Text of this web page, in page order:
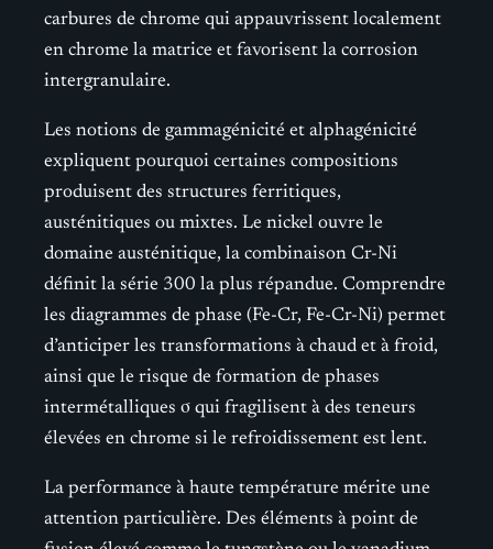
carbures de chrome qui appauvrissent localement
en chrome la matrice et favorisent la corrosion
intergranulaire.
Les notions de gammagénicité et alphagénicité
expliquent pourquoi certaines compositions
produisent des structures ferritiques,
austénitiques ou mixtes. Le nickel ouvre le
domaine austénitique, la combinaison Cr-Ni
définit la série 300 la plus répandue. Comprendre
les diagrammes de phase (Fe-Cr, Fe-Cr-Ni) permet
d’anticiper les transformations à chaud et à froid,
ainsi que le risque de formation de phases
intermétalliques σ qui fragilisent à des teneurs
élevées en chrome si le refroidissement est lent.
La performance à haute température mérite une
attention particulière. Des éléments à point de